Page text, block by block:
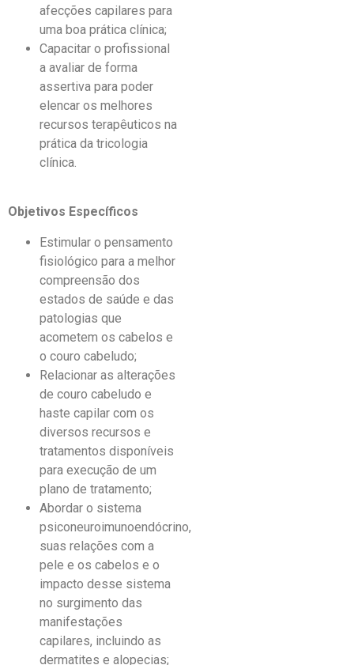
afecções capilares para
uma boa prática clínica;
Capacitar o profissional
a avaliar de forma
assertiva para poder
elencar os melhores
recursos terapêuticos na
prática da tricologia
clínica.
Objetivos Específicos
Estimular o pensamento
fisiológico para a melhor
compreensão dos
estados de saúde e das
patologias que
acometem os cabelos e
o couro cabeludo;
Relacionar as alterações
de couro cabeludo e
haste capilar com os
diversos recursos e
tratamentos disponíveis
para execução de um
plano de tratamento;
Abordar o sistema
psiconeuroimunoendócrino,
suas relações com a
pele e os cabelos e o
impacto desse sistema
no surgimento das
manifestações
capilares, incluindo as
dermatites e alopecias;